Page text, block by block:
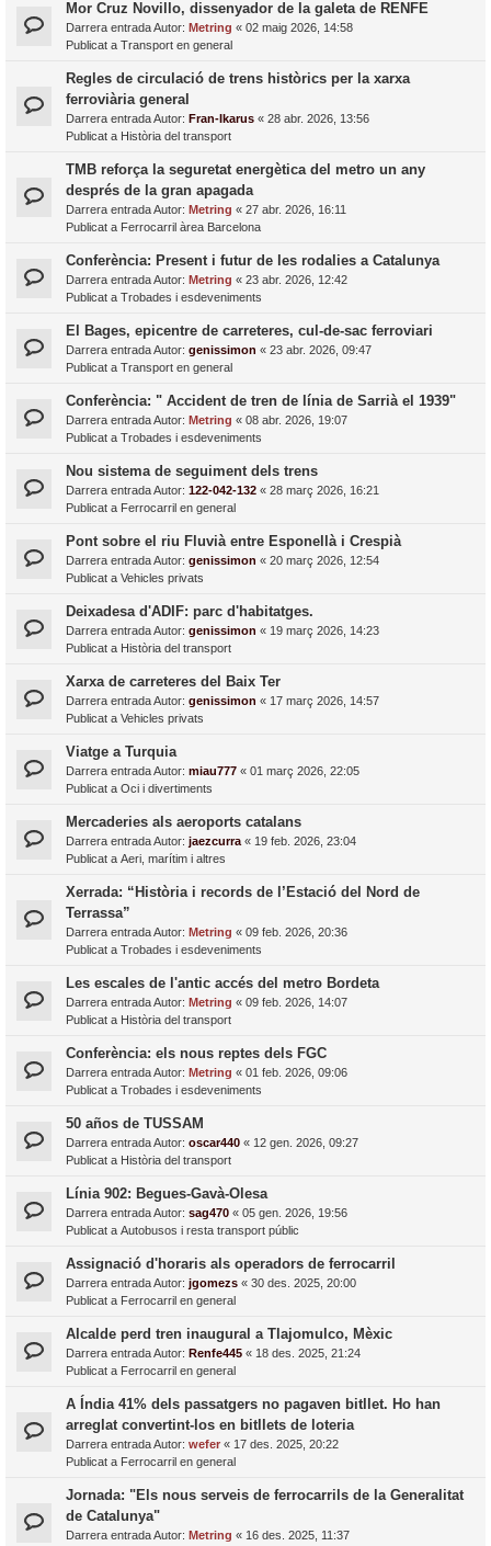
Mor Cruz Novillo, dissenyador de la galeta de RENFE
Darrera entrada Autor: Metring « 02 maig 2026, 14:58
Publicat a Transport en general
Regles de circulació de trens històrics per la xarxa
ferroviària general
Darrera entrada Autor: Fran-Ikarus « 28 abr. 2026, 13:56
Publicat a Història del transport
TMB reforça la seguretat energètica del metro un any
després de la gran apagada
Darrera entrada Autor: Metring « 27 abr. 2026, 16:11
Publicat a Ferrocarril àrea Barcelona
Conferència: Present i futur de les rodalies a Catalunya
Darrera entrada Autor: Metring « 23 abr. 2026, 12:42
Publicat a Trobades i esdeveniments
El Bages, epicentre de carreteres, cul-de-sac ferroviari
Darrera entrada Autor: genissimon « 23 abr. 2026, 09:47
Publicat a Transport en general
Conferència: " Accident de tren de línia de Sarrià el 1939"
Darrera entrada Autor: Metring « 08 abr. 2026, 19:07
Publicat a Trobades i esdeveniments
Nou sistema de seguiment dels trens
Darrera entrada Autor: 122-042-132 « 28 març 2026, 16:21
Publicat a Ferrocarril en general
Pont sobre el riu Fluvià entre Esponellà i Crespià
Darrera entrada Autor: genissimon « 20 març 2026, 12:54
Publicat a Vehicles privats
Deixadesa d'ADIF: parc d'habitatges.
Darrera entrada Autor: genissimon « 19 març 2026, 14:23
Publicat a Història del transport
Xarxa de carreteres del Baix Ter
Darrera entrada Autor: genissimon « 17 març 2026, 14:57
Publicat a Vehicles privats
Viatge a Turquia
Darrera entrada Autor: miau777 « 01 març 2026, 22:05
Publicat a Oci i divertiments
Mercaderies als aeroports catalans
Darrera entrada Autor: jaezcurra « 19 feb. 2026, 23:04
Publicat a Aeri, marítim i altres
Xerrada: “Història i records de l’Estació del Nord de
Terrassa”
Darrera entrada Autor: Metring « 09 feb. 2026, 20:36
Publicat a Trobades i esdeveniments
Les escales de l'antic accés del metro Bordeta
Darrera entrada Autor: Metring « 09 feb. 2026, 14:07
Publicat a Història del transport
Conferència: els nous reptes dels FGC
Darrera entrada Autor: Metring « 01 feb. 2026, 09:06
Publicat a Trobades i esdeveniments
50 años de TUSSAM
Darrera entrada Autor: oscar440 « 12 gen. 2026, 09:27
Publicat a Història del transport
Línia 902: Begues-Gavà-Olesa
Darrera entrada Autor: sag470 « 05 gen. 2026, 19:56
Publicat a Autobusos i resta transport públic
Assignació d'horaris als operadors de ferrocarril
Darrera entrada Autor: jgomezs « 30 des. 2025, 20:00
Publicat a Ferrocarril en general
Alcalde perd tren inaugural a Tlajomulco, Mèxic
Darrera entrada Autor: Renfe445 « 18 des. 2025, 21:24
Publicat a Ferrocarril en general
A Índia 41% dels passatgers no pagaven bitllet. Ho han
arreglat convertint-los en bitllets de loteria
Darrera entrada Autor: wefer « 17 des. 2025, 20:22
Publicat a Ferrocarril en general
Jornada: "Els nous serveis de ferrocarrils de la Generalitat
de Catalunya"
Darrera entrada Autor: Metring « 16 des. 2025, 11:37